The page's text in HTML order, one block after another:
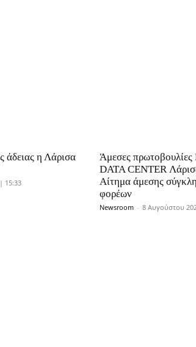
άδειας η Λάρισα
15:33
Άμεσες
DATA CENTER
Αίτημα άμεσης
φορέων
Newsroom - 8 Αυγούστου